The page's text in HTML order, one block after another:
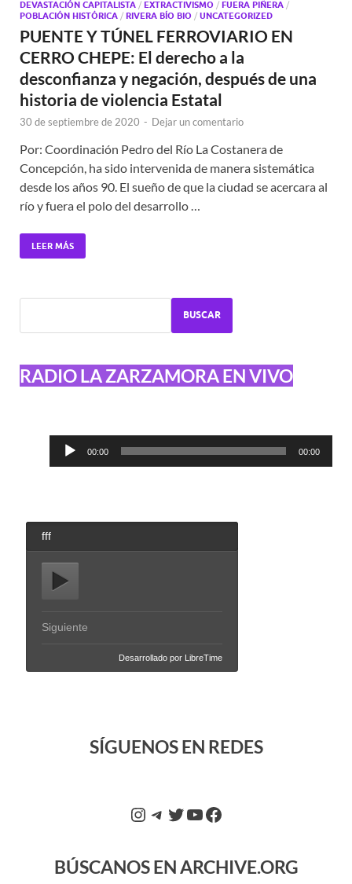
DEVASTACIÓN CAPITALISTA / EXTRACTIVISMO / FUERA PIÑERA /
POBLACIÓN HISTÓRICA / RIVERA BÍO BIO / UNCATEGORIZED
PUENTE Y TÚNEL FERROVIARIO EN
CERRO CHEPE: El derecho a la
desconfianza y negación, después de una
historia de violencia Estatal
30 de septiembre de 2020 - Dejar un comentario
Por: Coordinación Pedro del Río La Costanera de
Concepción, ha sido intervenida de manera sistemática
desde los años 90. El sueño de que la ciudad se acercara al
río y fuera el polo del desarrollo …
LEER MÁS
BUSCAR
RADIO LA ZARZAMORA EN VIVO
Reproductor
00:00 00:00
SÍGUENOS EN REDES
BÚSCANOS EN ARCHIVE.ORG